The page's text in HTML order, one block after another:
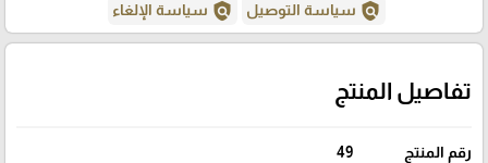
policy سياسة التوصيل policy سياسة الإلغاء
تفاصيل المنتج
رقم المنتج 49